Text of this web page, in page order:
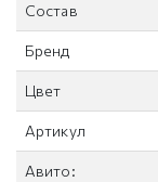
Состав
Бренд
Цвет
Артикул
Авито: